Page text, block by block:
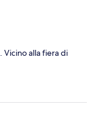
Vicino alla fiera di